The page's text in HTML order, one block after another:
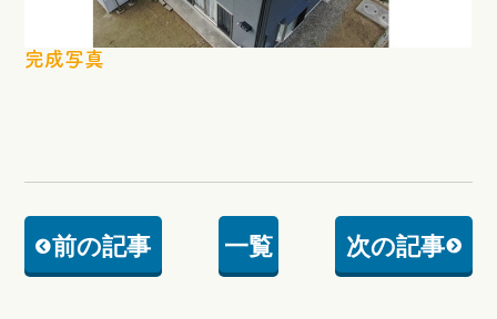
完成写真
前の記事 一覧 次の記事